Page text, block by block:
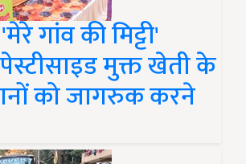
गांव की मिट्टी'
मुक्त खेती के
को जागरुक करने